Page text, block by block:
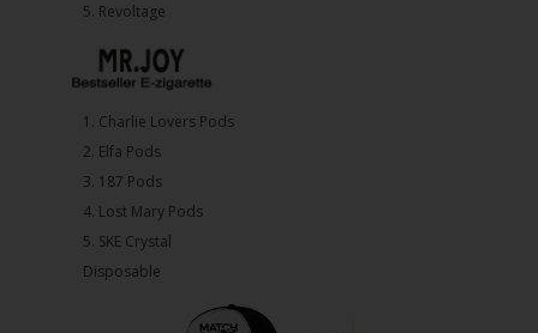
5. ⁠Revoltage
1.⁠ ⁠Charlie Lovers Pods
2.⁠ ⁠⁠Elfa Pods
3.⁠ ⁠⁠187 Pods
4.⁠ ⁠⁠Lost Mary Pods
5.⁠ ⁠⁠SKE Crystal
Disposable